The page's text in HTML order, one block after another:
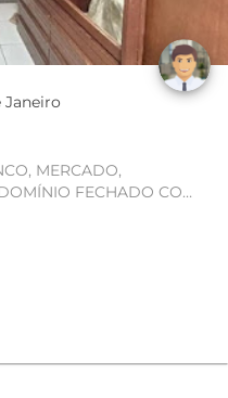
- Rio de Janeiro
MERCADO,
FECHADO COM
PARQUINHO...